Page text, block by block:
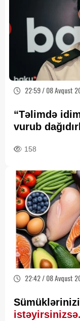
22:59 / 08 Avqust
“Təlimdə
vurub
158
22:42 / 08 Avqust